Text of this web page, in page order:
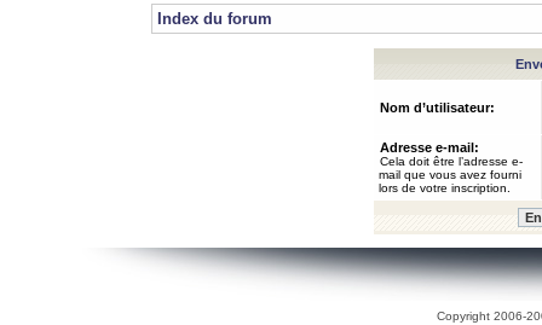
Index du forum
Nom d’utilisateur:
Adresse e-mail:
Cela doit être l’adresse e-
mail que vous avez fourni
lors de votre inscription.
Copyright 2006-